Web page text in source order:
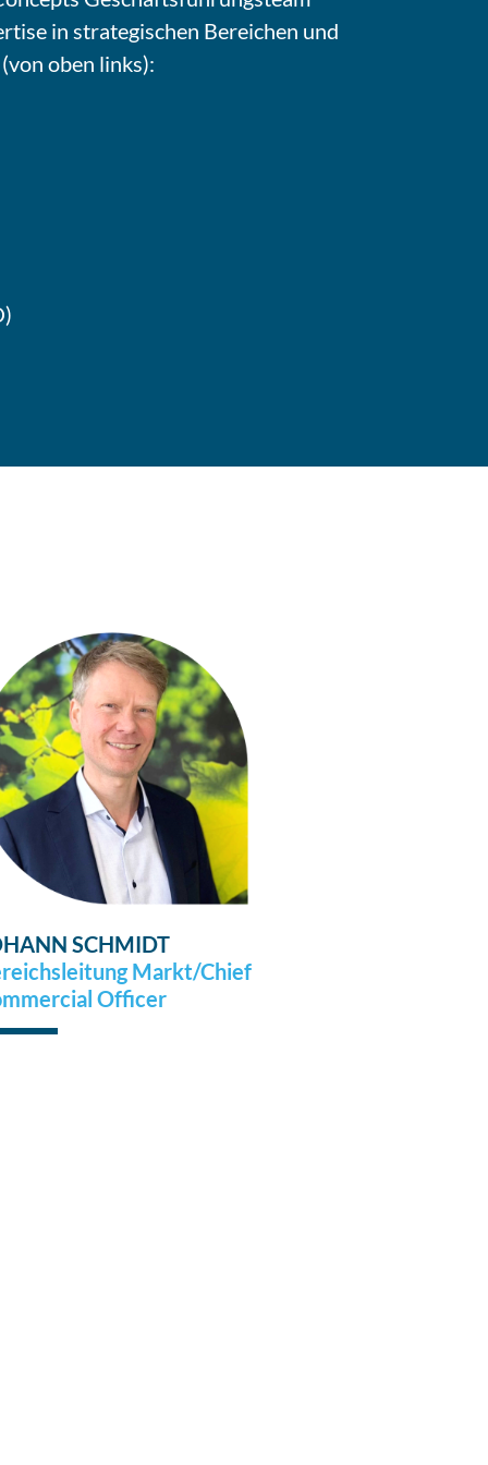
in strategischen Bereichen und
oben links):
SCHMIDT
Markt/Chief
Officer